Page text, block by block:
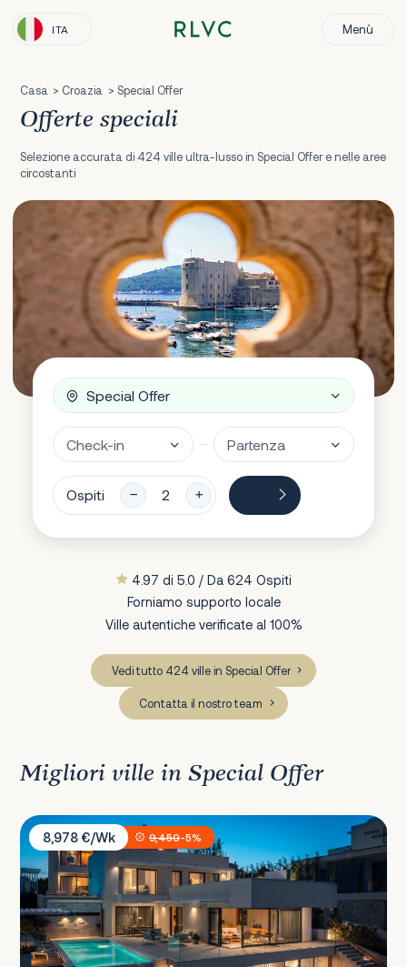
ITA Menù
Casa Croazia Special Offer
Offerte speciali
Selezione accurata di 424 ville ultra-lusso in Special Offer e nelle aree
circostanti
Ospiti
4.97 di 5.0 / Da 624 Ospiti
Forniamo supporto locale
Ville autentiche verificate al 100%
Vedi tutto 424 ville in Special Offer
Contatta il nostro team
Migliori ville in Special Offer
Villa Sara i Konstanca
8,978 €/Wk
9,450-5%